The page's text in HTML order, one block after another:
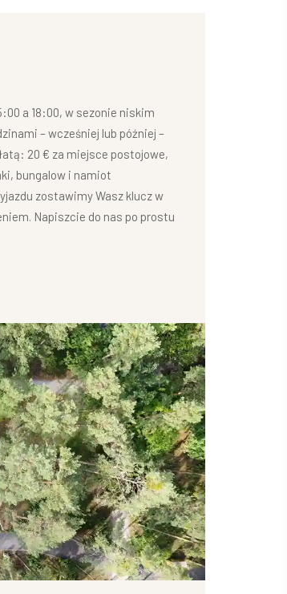
a 18:00, w sezonie niskim
– wcześniej lub później –
20 € za miejsce postojowe,
bungalow i namiot
zostawimy Wasz klucz w
Napiszcie do nas po prostu